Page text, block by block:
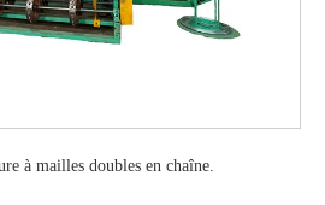
à mailles doubles en chaîne.